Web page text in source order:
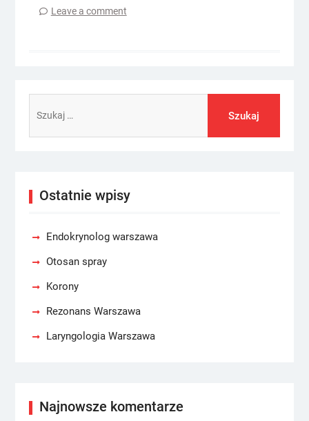
Leave a comment
Ostatnie wpisy
Endokrynolog warszawa
Otosan spray
Korony
Rezonans Warszawa
Laryngologia Warszawa
Najnowsze komentarze